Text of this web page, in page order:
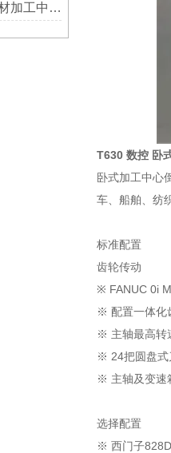
VMC1160加工中心在木材加工中的应用
T630 数控 卧
卧式加工中心
车、船舶、纺
标准配置
齿轮传动
※ FANUC 0i
※ 配置一体化
※ 主轴最高转
※ 24把圆盘式
※ 主轴及变速
选择配置
※ 西门子